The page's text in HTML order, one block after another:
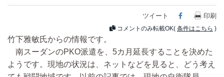
ツイート Facebook
印刷
コメントのみ転載OK( 条件はこちら )
竹下雅敏氏からの情報です。
南スーダンのPKO派遣を、5カ月延長することを決めた
ようです。現地の状況は、ネットなどを見ると、どう考え